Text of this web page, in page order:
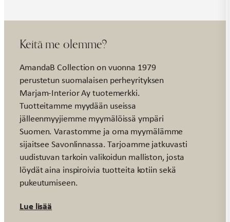
Keitä me olemme?
AmandaB Collection on vuonna 1979
perustetun suomalaisen perheyrityksen
Marjam-Interior Ay tuotemerkki.
Tuotteitamme myydään useissa
jälleenmyyjiemme myymälöissä ympäri
Suomen. Varastomme ja oma myymälämme
sijaitsee Savonlinnassa. Tarjoamme jatkuvasti
uudistuvan tarkoin valikoidun malliston, josta
löydät aina inspiroivia tuotteita kotiin sekä
pukeutumiseen.
Lue lisää